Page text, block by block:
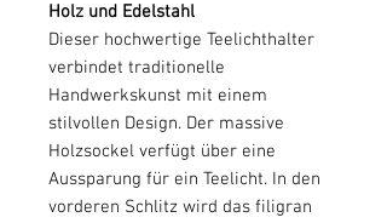
Holz und Edelstahl
Dieser hochwertige Teelichthalter
verbindet traditionelle
Handwerkskunst mit einem
stilvollen Design. Der massive
Holzsockel verfügt über eine
Aussparung für ein Teelicht. In den
vorderen Schlitz wird das filigran